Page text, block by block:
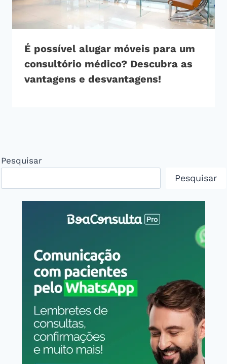
É possível alugar móveis para um
consultório médico? Descubra as
vantagens e desvantagens!
Pesquisar
Pesquisar